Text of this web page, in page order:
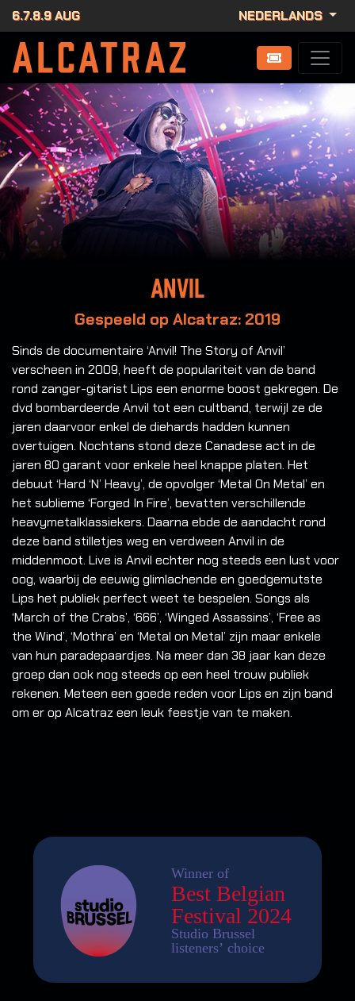
6.7.8.9 AUG NEDERLANDS
Anvil
Gespeeld op Alcatraz: 2019
Sinds de documentaire ‘Anvil! The Story of Anvil’
verscheen in 2009, heeft de populariteit van de band
rond zanger-gitarist Lips een enorme boost gekregen. De
dvd bombardeerde Anvil tot een cultband, terwijl ze de
jaren daarvoor enkel de diehards hadden kunnen
overtuigen. Nochtans stond deze Canadese act in de
jaren 80 garant voor enkele heel knappe platen. Het
debuut ‘Hard ‘N’ Heavy’, de opvolger ‘Metal On Metal’ en
het sublieme ‘Forged In Fire’, bevatten verschillende
heavymetalklassiekers. Daarna ebde de aandacht rond
deze band stilletjes weg en verdween Anvil in de
middenmoot. Live is Anvil echter nog steeds een lust voor
oog, waarbij de eeuwig glimlachende en goedgemutste
Lips het publiek perfect weet te bespelen. Songs als
‘March of the Crabs’, ‘666’, ‘Winged Assassins’, ‘Free as
the Wind’, ‘Mothra’ en ‘Metal on Metal’ zijn maar enkele
van hun paradepaardjes. Na meer dan 38 jaar kan deze
groep dan ook nog steeds op een heel trouw publiek
rekenen. Meteen een goede reden voor Lips en zijn band
om er op Alcatraz een leuk feestje van te maken.